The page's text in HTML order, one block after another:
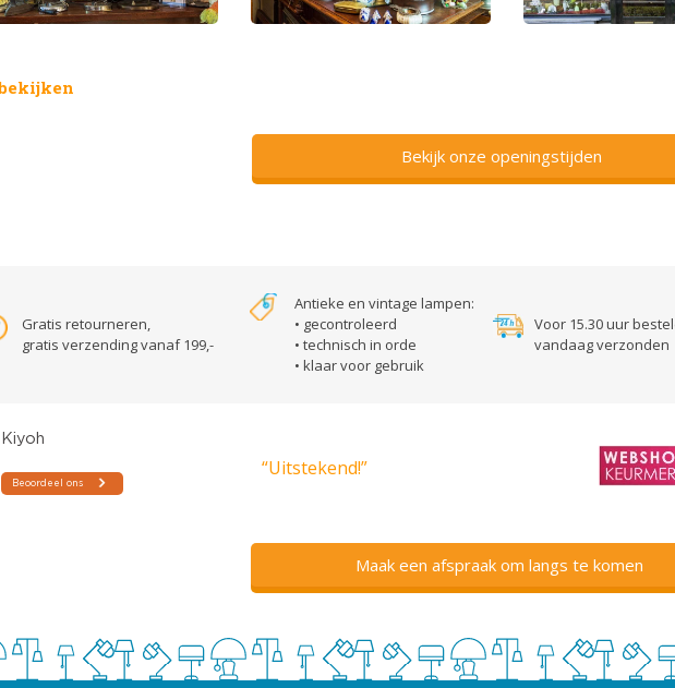
Bekijk onze openingstijden
Gratis retourneren,
gratis verzending vanaf 199,-
Antieke en vintage lampen:
• gecontroleerd
• technisch in orde
• klaar voor gebruik
Voor 15.30 uur
vandaag verzonden
“Uitstekend!”
Maak een afspraak om langs te komen